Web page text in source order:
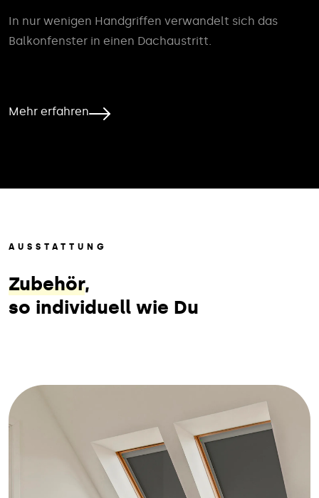
In nur wenigen Handgriffen verwandelt sich das
Balkonfenster in einen Dachaustritt.
Mehr erfahren
AUSSTATTUNG
Zubehör,
so individuell wie Du